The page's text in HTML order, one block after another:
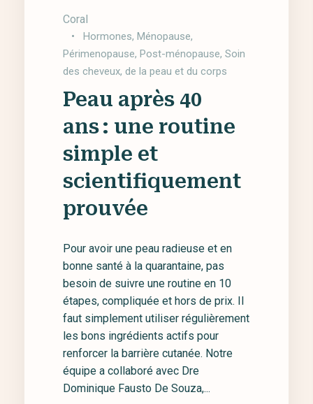
Coral
• Hormones, Ménopause,
Périmenopause, Post-ménopause, Soin
des cheveux, de la peau et du corps
Peau après 40
ans : une routine
simple et
scientifiquement
prouvée
Pour avoir une peau radieuse et en
bonne santé à la quarantaine, pas
besoin de suivre une routine en 10
étapes, compliquée et hors de prix. Il
faut simplement utiliser régulièrement
les bons ingrédients actifs pour
renforcer la barrière cutanée. Notre
équipe a collaboré avec Dre
Dominique Fausto De Souza,...